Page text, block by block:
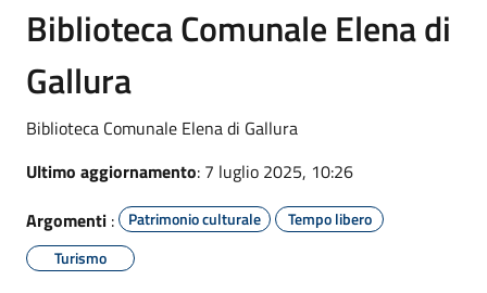
Biblioteca Comunale Elena di
Gallura
Biblioteca Comunale Elena di Gallura
Ultimo aggiornamento: 7 luglio 2025, 10:26
Argomenti : Patrimonio culturale
Tempo libero
Turismo